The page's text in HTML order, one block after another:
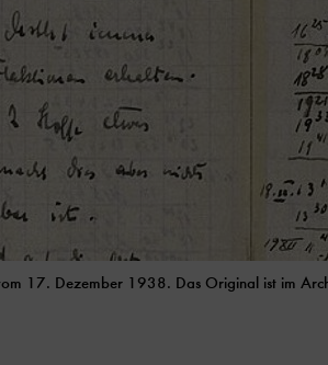
17. Dezember 1938. Das Original ist im